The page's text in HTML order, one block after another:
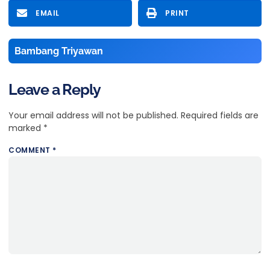
EMAIL PRINT
Bambang Triyawan
Leave a Reply
Your email address will not be published. Required fields are
marked *
COMMENT *